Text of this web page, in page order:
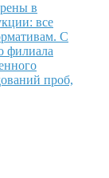
в
все
С
филиала
проб,